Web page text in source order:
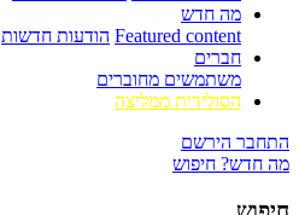
מה חדש
Featured content הודעות חדשות
חברים
משתמשים מחוברים
הסולידית ממליצה
התחבר הירשם
מה חדש? חיפוש